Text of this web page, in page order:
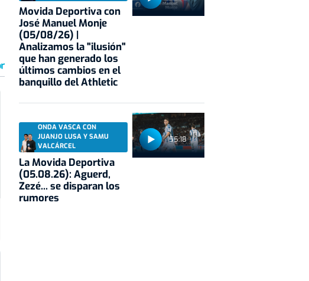
Movida Deportiva con
José Manuel Monje
(05/08/26) |
Analizamos la "ilusión"
que han generado los
últimos cambios en el
banquillo del Athletic
55:18
ONDA VASCA CON
JUANJO LUSA Y SAMU
VALCÁRCEL
La Movida Deportiva
(05.08.26): Aguerd,
Zezé... se disparan los
rumores